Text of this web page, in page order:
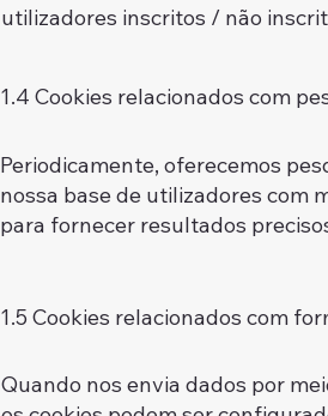
utilizadores inscritos / não
1.4 Cookies relacionados com
Periodicamente, oferecemos
nossa base de utilizadores com
para fornecer
1.5 Cookies relacionados com
Quando nos envia dados por